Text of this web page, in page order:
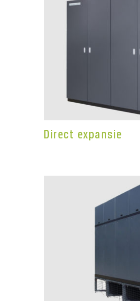
Direct expansie